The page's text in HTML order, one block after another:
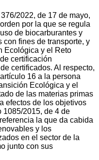
2022, de 17 de mayo,
por la que se regula
de biocarburantes y
fines de transporte, y
Ecológica y el Reto
certificación
certificados. Al respecto,
16 a la persona
Ecológica y el
de las materias primas
efectos de los objetivos
1085/2015, de 4 de
la que da cabida
y los
en el sector de la
junto con sus